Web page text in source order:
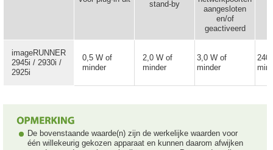
stand-by
aangesloten
en/of
geactiveerd
imageRUNNER
2945i / 2930i /
2925i
0,5 W of
minder
2,0 W of
minder
3,0 W of
minder
240
De bovenstaande waarde(n) zijn de werkelijke waarden voor
één willekeurig gekozen apparaat en kunnen daarom afwijken